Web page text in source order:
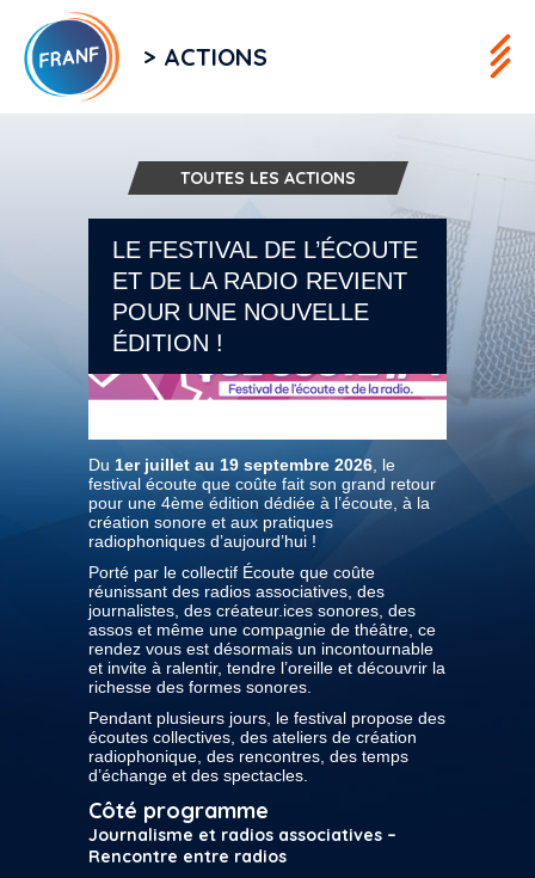
> ACTIONS
TOUTES LES ACTIONS
LE FESTIVAL DE L’ÉCOUTE
ET DE LA RADIO REVIENT
POUR UNE NOUVELLE
ÉDITION !
Du 1er juillet au 19 septembre 2026, le
festival écoute que coûte fait son grand retour
pour une 4ème édition dédiée à l’écoute, à la
création sonore et aux pratiques
radiophoniques d’aujourd’hui !
Porté par le collectif Écoute que coûte
réunissant des radios associatives, des
journalistes, des créateur.ices sonores, des
assos et même une compagnie de théâtre, ce
rendez vous est désormais un incontournable
et invite à ralentir, tendre l’oreille et découvrir la
richesse des formes sonores.
Pendant plusieurs jours, le festival propose des
écoutes collectives, des ateliers de création
radiophonique, des rencontres, des temps
d’échange et des spectacles.
Côté programme
Journalisme et radios associatives –
Rencontre entre radios